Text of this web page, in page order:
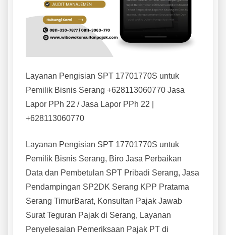
Layanan Pengisian SPT 17701770S untuk
Pemilik Bisnis Serang +628113060770 Jasa
Lapor PPh 22 / Jasa Lapor PPh 22 |
+628113060770
Layanan Pengisian SPT 17701770S untuk
Pemilik Bisnis Serang, Biro Jasa Perbaikan
Data dan Pembetulan SPT Pribadi Serang, Jasa
Pendampingan SP2DK Serang KPP Pratama
Serang TimurBarat, Konsultan Pajak Jawab
Surat Teguran Pajak di Serang, Layanan
Penyelesaian Pemeriksaan Pajak PT di